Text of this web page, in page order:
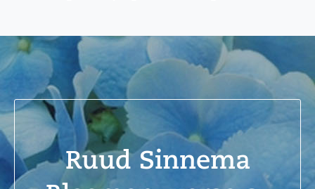
Ruud Sinnema